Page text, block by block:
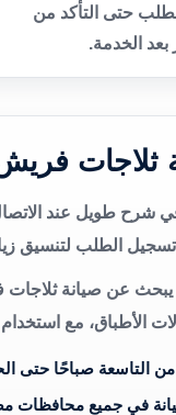
حتى التأكد من
بعد الخدمة.
ثلاجات
شرح طويل عند
الطلب لتنسيق
عن صيانة ثلاجات
الأطباق، مع
من التاسعة صباحًا حتى
في جميع محافظات